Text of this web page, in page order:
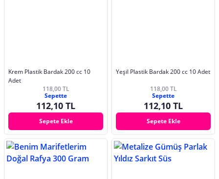
Krem Plastik Bardak 200 cc 10
Adet
118,00 TL
Sepette
112,10 TL
Sepete Ekle
Yeşil Plastik Bardak 200 cc 10 Adet
118,00 TL
Sepette
112,10 TL
Sepete Ekle